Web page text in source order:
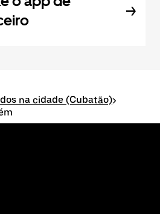
na cidade (Cubatão)>